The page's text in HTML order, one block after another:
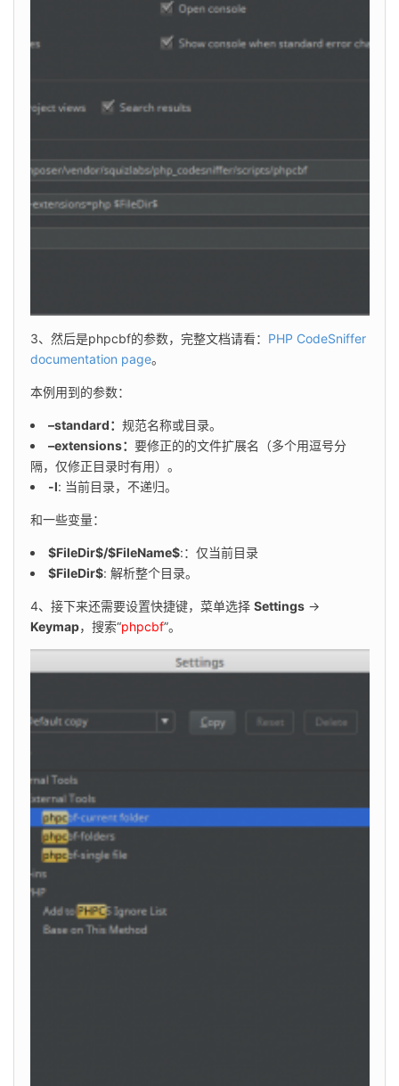
3、然后是phpcbf的参数，完整文档请看： PHP CodeSniffer
documentation page。
本例用到的参数：
–standard： 规范名称或目录。
–extensions： 要修正的的文件扩展名（多个用逗号分
隔，仅修正目录时有用）。
-l: 当前目录，不递归。
和一些变量：
$FileDir$/$FileName$:：仅当前目录
$FileDir$: 解析整个目录。
4、接下来还需要设置快捷键，菜单选择 Settings
Keymap，搜索“phpcbf”。